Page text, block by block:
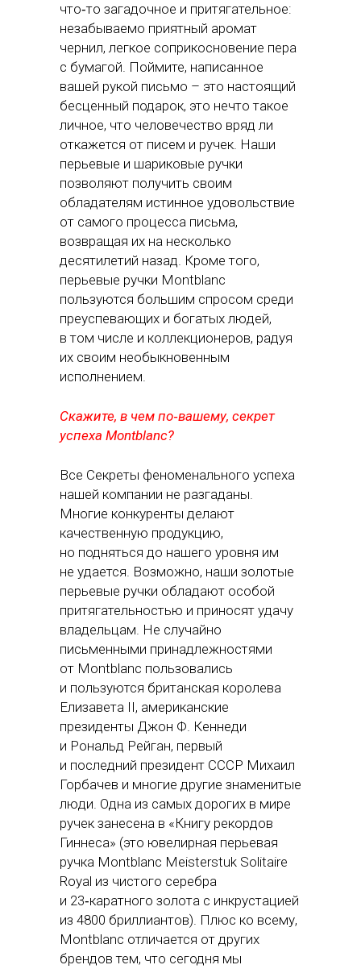
что‑то загадочное и притягательное:
незабываемо приятный аромат
чернил, легкое соприкосновение пера
с бумагой. Поймите, написанное
вашей рукой письмо – это настоящий
бесценный подарок, это нечто такое
личное, что человечество вряд ли
откажется от писем и ручек. Наши
перьевые и шариковые ручки
позволяют получить своим
обладателям истинное удовольствие
от самого процесса письма,
возвращая их на несколько
десятилетий назад. Кроме того,
перьевые ручки Montblanc
пользуются большим спросом среди
преуспевающих и богатых людей,
в том числе и коллекционеров, радуя
их своим необыкновенным
исполнением.
Скажите, в чем по‑вашему, секрет
успеха Montblanc?
Все Секреты феноменального успеха
нашей компании не разгаданы.
Многие конкуренты делают
качественную продукцию,
но подняться до нашего уровня им
не удается. Возможно, наши золотые
перьевые ручки обладают особой
притягательностью и приносят удачу
владельцам. Не случайно
письменными принадлежностями
от Montblanc пользовались
и пользуются британская королева
Елизавета II, американские
президенты Джон Ф. Кеннеди
и Рональд Рейган, первый
и последний президент СССР Михаил
Горбачев и многие другие знаменитые
люди. Одна из самых дорогих в мире
ручек занесена в «Книгу рекордов
Гиннеса» (это ювелирная перьевая
ручка Montblanc Meisterstuk Solitaire
Royal из чистого серебра
и 23‑каратного золота с инкрустацией
из 4800 бриллиантов). Плюс ко всему,
Montblanc отличается от других
брендов тем, что сегодня мы